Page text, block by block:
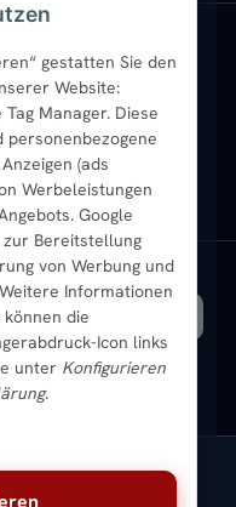
gestatten Sie den
Website:
Tag Manager. Diese
personenbezogene
(ads
Werbeleistungen
Google
Bereitstellung
von Werbung und
Informationen
können die
Icon links
unter Konfigurieren
.
Heizkörper
Badheizkörper Schwarz
Aktuelle Angebote
VERSAND MIT